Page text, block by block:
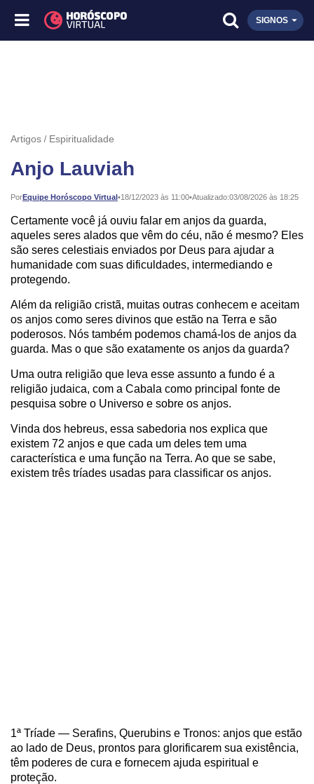
SIGNOS
Artigos Espiritualidade
Anjo Lauviah
PorEquipe Horóscopo Virtual•
Publicado: 18/12/2023 às 11:00•Atualizado:03/08/2026 às 18:25
Certamente você já ouviu falar em anjos da guarda,
aqueles seres alados que vêm do céu, não é mesmo? Eles
são seres celestiais enviados por Deus para ajudar a
humanidade com suas dificuldades, intermediando e
protegendo.
Além da religião cristã, muitas outras conhecem e aceitam
os anjos como seres divinos que estão na Terra e são
poderosos. Nós também podemos chamá-los de anjos da
guarda. Mas o que são exatamente os anjos da guarda?
Uma outra religião que leva esse assunto a fundo é a
religião judaica, com a Cabala como principal fonte de
pesquisa sobre o Universo e sobre os anjos.
Vinda dos hebreus, essa sabedoria nos explica que
existem 72 anjos e que cada um deles tem uma
característica e uma função na Terra. Ao que se sabe,
existem três tríades usadas para classificar os anjos.
1ª Tríade — Serafins, Querubins e Tronos: anjos que estão
ao lado de Deus, prontos para glorificarem sua existência,
têm poderes de cura e fornecem ajuda espiritual e
proteção.